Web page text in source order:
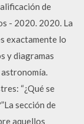
de
- 2020. 2020. La
exactamente lo
y diagramas
“¿Qué se
sección de
aquellos